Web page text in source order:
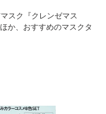
スク『クレンゼマス
か、おすすめのマスクタ